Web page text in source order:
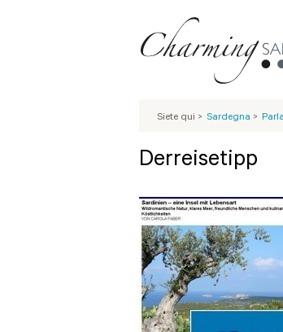
Siete qui > Sardegna >
Derreisetipp